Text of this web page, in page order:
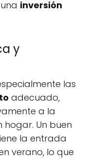
inversión
y
las
adecuado,
a la
hogar. Un buen
la entrada
verano, lo que